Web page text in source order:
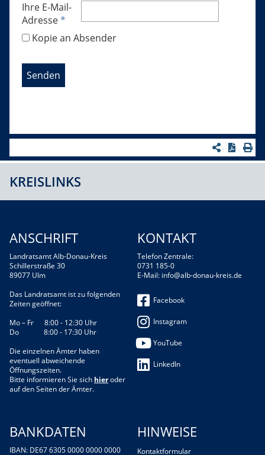
Ihre E-Mail-
Adresse*
Kopie an Absender
KREISLINKS
ANSCHRIFT
Landratsamt Alb-Donau-Kreis
Schillerstraße 30
89077 Ulm
Das Landratsamt ist zu folgenden
Zeiten geöffnet:
Mo – Fr 8:00 - 12:30 Uhr
Do 8:00 - 17:30 Uhr
Die einzelnen Ämter haben
eventuell abweichende
Öffnungszeiten.
Bitte informieren Sie sich hieroder
auf den Seiten der Ämter.
KONTAKT
Telefon Zentrale:
0731 185-0
E-Mail: info@alb-donau-kreis.de
Facebook
Instagram
YouTube
LinkedIn
BANKDATEN
IBAN: DE67 6305 0000 0000 0000
HINWEISE
Kontaktformular